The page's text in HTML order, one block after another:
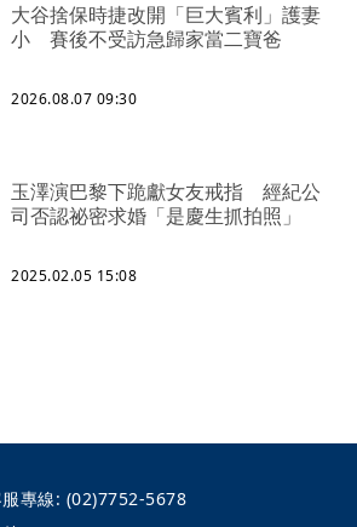
大谷捨保時捷改開「巨大賓利」護妻
小 賽後不受訪急歸家當二寶爸
2026.08.07 09:30
玉澤演巴黎下跪獻女友戒指 經紀公
司否認祕密求婚「是慶生抓拍照」
2025.02.05 15:08
專線: (02)7752-5678